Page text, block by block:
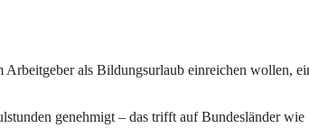
als Bildungsurlaub einreichen wollen,
genehmigt – das trifft auf Bundesländer wie